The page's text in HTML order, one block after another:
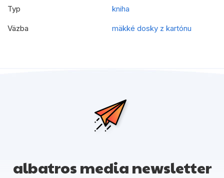
Typ kniha
Väzba mäkké dosky z kartónu
albatros media newsletter